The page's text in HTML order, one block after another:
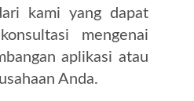
kami yang dapat
mengenai
aplikasi atau
Anda.